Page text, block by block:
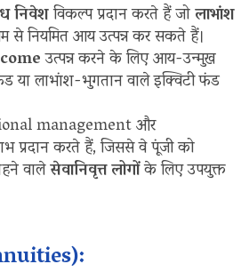
निवेशविकल्प प्रदान करते हैं जोलाभांश
से नियमित आय उत्पन्न कर सकते हैं।
उत्पन्न करने के लिए आय-उन्मुख
लाभांश-भुगतान वाले इक्विटी फंड
management और
करते हैं, जिससे वे पूंजी को
वालेसेवानिवृत्त लोगोंके लिए उपयुक्त